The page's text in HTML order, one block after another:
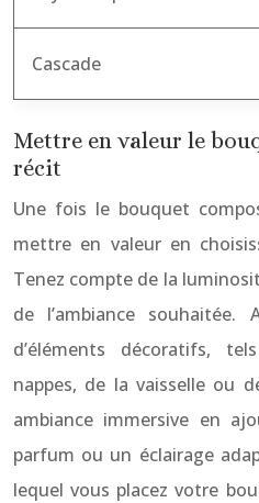
Cascade
Mettre en valeur le
récit
Une fois le bouquet
mettre en valeur en
Tenez compte de la
de l’ambiance souhaitée.
d’éléments décoratifs,
nappes, de la vaisselle ou
ambiance immersive en
parfum ou un éclairage
lequel vous placez votre